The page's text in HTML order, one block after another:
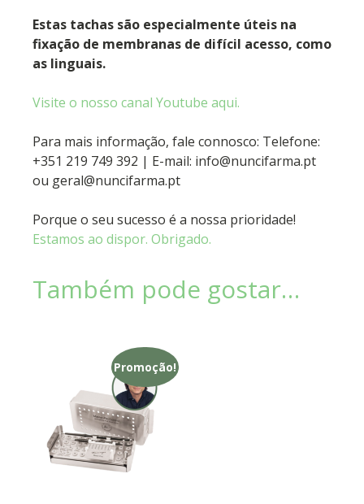
Estas tachas são especialmente úteis na
fixação de membranas de difícil acesso, como
as linguais.
Visite o nosso canal Youtube aqui.
Para mais informação, fale connosco: Telefone:
+351 219 749 392 | E-mail: info@nuncifarma.pt
ou geral@nuncifarma.pt
Porque o seu sucesso é a nossa prioridade!
Estamos ao dispor. Obrigado.
Também pode gostar…
Promoção!